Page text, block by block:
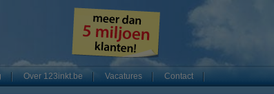
Over 123inkt.be Vacatures Contact